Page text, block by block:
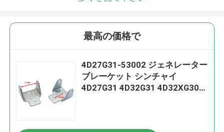
最高の価格で
4D27G31-53002 ジェネレーター
ブレーケット シンチャイ
4D27G31 4D32G31 4D32XG30